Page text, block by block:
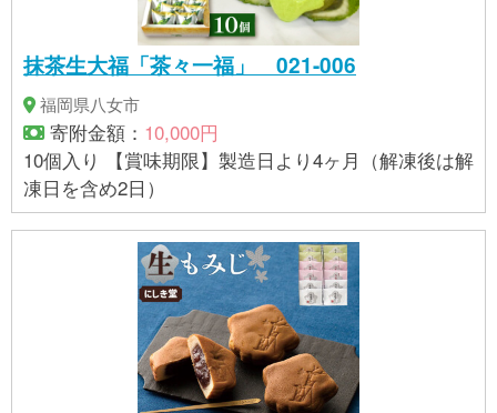
抹茶生大福「茶々一福」 021-006
福岡県八女市
寄附金額： 10,000円
10個入り 【賞味期限】製造日より4ヶ月（解凍後は解
凍日を含め2日）